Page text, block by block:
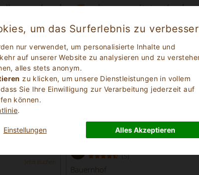
um das Surferlebnis zu
nur verwendet, um personalisierte Inhalte und
auf unserer Website zu analysieren und zu
alles stets anonym.
zu klicken, um unsere Dienstleistungen in vollem
Sie Ihre Einwilligung zur Verarbeitung jederzeit auf
können.
.
Einstellungen Alles Akzeptieren
in der Toskana mit
Jetzt Buchen
(5)
Bauernhof